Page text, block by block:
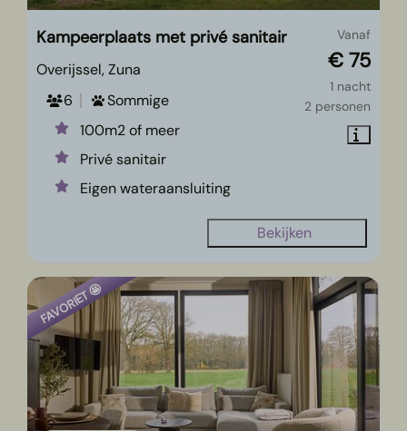
Vanaf
€ 75
1 nacht
2 personen
Kampeerplaats met privé sanitair
Overijssel, Zuna
6
Sommige
100m2 of meer
Privé sanitair
Eigen wateraansluiting
Bekijken
FAVORIET 🤩